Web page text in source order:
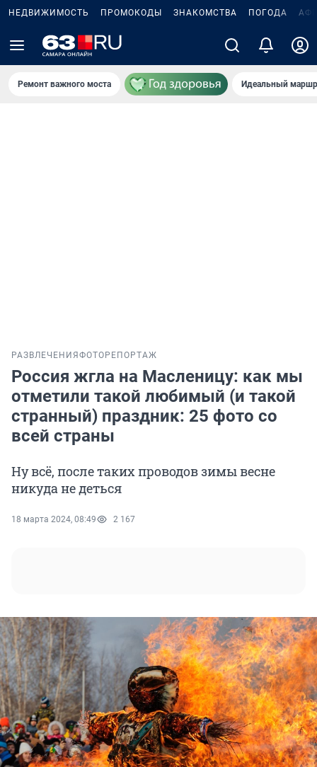
НЕДВИЖИМОСТЬ ПРОМОКОДЫ ЗНАКОМСТВА ПОГОДА
Ремонт важного моста Идеальный
РАЗВЛЕЧЕНИЯ ФОТОРЕПОРТАЖ
Россия жгла на Масленицу: как мы
отметили такой любимый (и такой
странный) праздник: 25 фото со
всей страны
Ну всё, после таких проводов зимы весне
никуда не деться
18 марта 2024, 08:49 2 167